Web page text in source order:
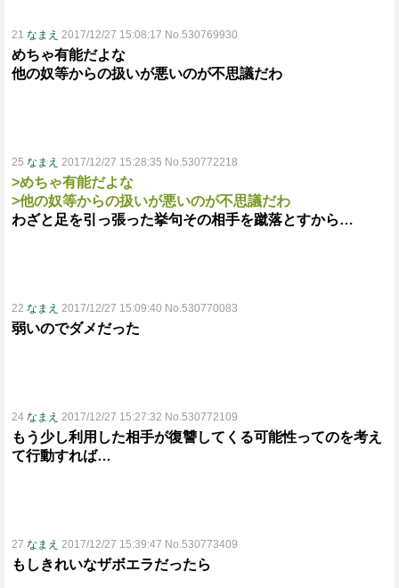
21 なまえ 2017/12/27 15:08:17 No.530769930
めちゃ有能だよな
他の奴等からの扱いが悪いのが不思議だわ
25 なまえ 2017/12/27 15:28:35 No.530772218
>めちゃ有能だよな
>他の奴等からの扱いが悪いのが不思議だわ
わざと足を引っ張った挙句その相手を蹴落とすから…
22 なまえ 2017/12/27 15:09:40 No.530770083
弱いのでダメだった
24 なまえ 2017/12/27 15:27:32 No.530772109
もう少し利用した相手が復讐してくる可能性ってのを考え
て行動すれば…
27 なまえ 2017/12/27 15:39:47 No.530773409
もしきれいなザボエラだったら